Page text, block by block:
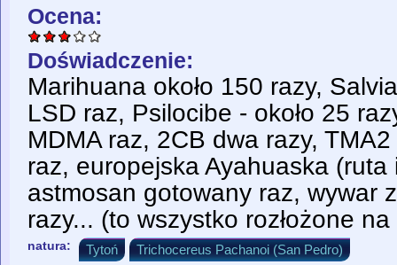
Ocena:
Doświadczenie:
Marihuana około 150 razy,
LSD raz, Psilocibe - około 25
MDMA raz, 2CB dwa razy,
raz, europejska Ayahuaska (ruta
astmosan gotowany raz, wywar
razy... (to wszystko rozłożone
natura: Tytoń Trichocereus Pachanoi (San Pedro)